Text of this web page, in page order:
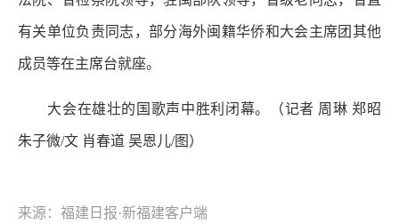
有关单位负责同志，部分海外闽籍华侨和大会主席团其他
成员等在主席台就座。
大会在雄壮的国歌声中胜利闭幕。（记者 周琳 郑昭
朱子微/文 肖春道 吴恩儿/图）
来源：福建日报·新福建客户端